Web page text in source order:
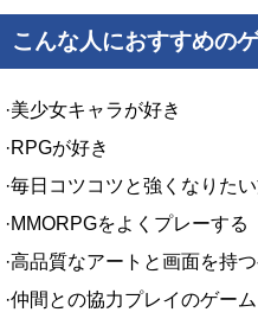
こんな人におすすめの
·美少女キャラが好き
·RPGが好き
·毎日コツコツと強くなりた
·MMORPGをよくプレーする
·高品質なアートと画面を持
·仲間との協力プレイのゲー